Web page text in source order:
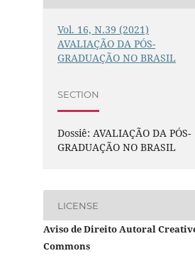
Vol. 16, N.39 (2021)
AVALIAÇÃO DA PÓS-
GRADUAÇÃO NO BRASIL
SECTION
Dossiê: AVALIAÇÃO DA PÓS-
GRADUAÇÃO NO BRASIL
LICENSE
Aviso de Direito Autoral
Commons